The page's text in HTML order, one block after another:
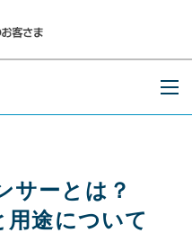
サーとは？
途について